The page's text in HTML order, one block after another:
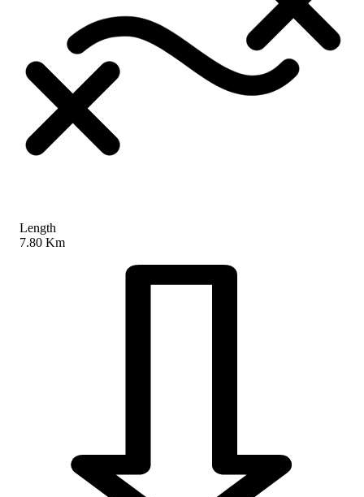
Length
7.80 Km